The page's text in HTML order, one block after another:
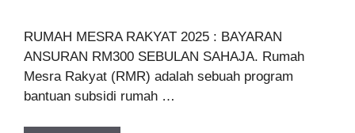
RUMAH MESRA RAKYAT 2025 : BAYARAN
ANSURAN RM300 SEBULAN SAHAJA. Rumah
Mesra Rakyat (RMR) adalah sebuah program
bantuan subsidi rumah …